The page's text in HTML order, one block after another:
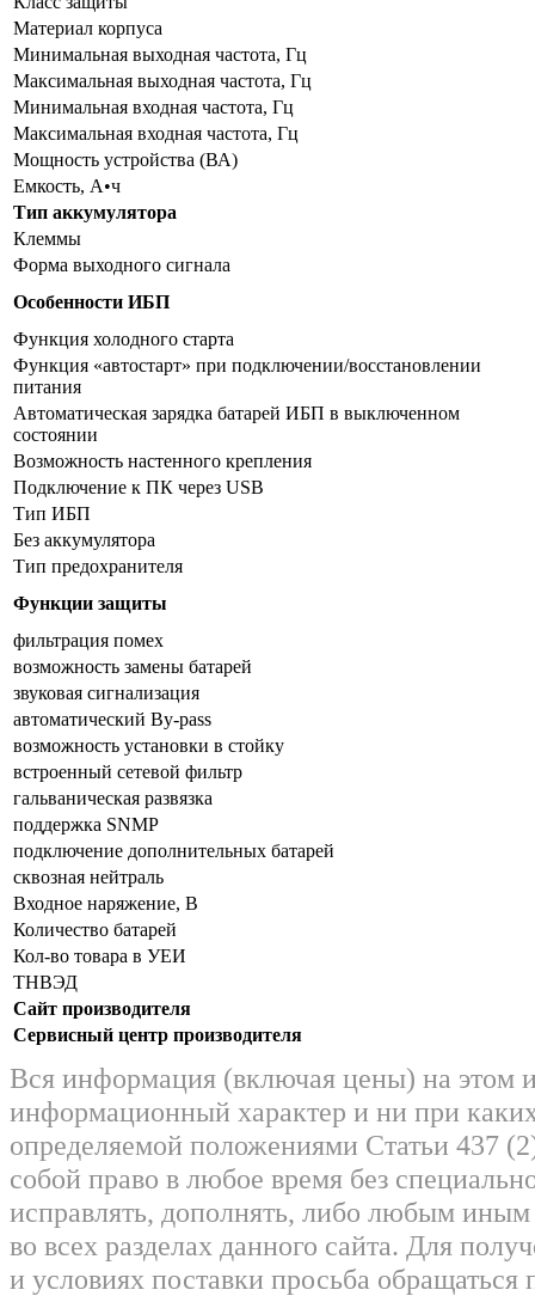
Материал корпуса
Минимальная выходная частота, Гц
Максимальная выходная частота, Гц
Минимальная входная частота, Гц
Максимальная входная частота, Гц
Мощность устройства (ВА)
Емкость, А•ч
Тип аккумулятора
Клеммы
Форма выходного сигнала
Особенности ИБП
Функция холодного старта
Функция «автостарт» при подключении/восстановлении
питания
Автоматическая зарядка батарей ИБП в выключенном
состоянии
Возможность настенного крепления
Подключение к ПК через USB
Тип ИБП
Без аккумулятора
Тип предохранителя
Функции защиты
фильтрация помех
возможность замены батарей
звуковая сигнализация
автоматический By-pass
возможность установки в стойку
встроенный сетевой фильтр
гальваническая развязка
поддержка SNMP
подключение дополнительных батарей
сквозная нейтраль
Входное наряжение, В
Количество батарей
Кол-во товара в УЕИ
ТНВЭД
Сайт производителя
Сервисный центр производителя
Вся информация (включая цены) на этом
информационный характер и ни при
определяемой положениями Статьи 437
собой право в любое время без
исправлять, дополнять, либо любым
во всех разделах данного сайта. Для
и условиях поставки просьба